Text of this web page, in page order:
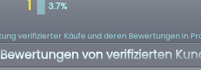
verifizierter Käufe und deren Bewertungen in
von verifizierten